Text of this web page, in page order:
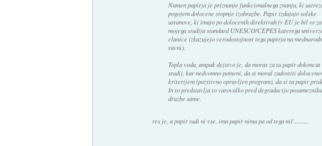
Namen papirja je priznanje funkcionalnega znanja, ki
pogojem dolocene stopnje izobrazbe. Papir izdajajo solske
ustanove, ki imajo po dolocenih direktivah (v EU je bil to
mojega studija standard UNESCO/CEPES katerega
clanice izkazujejo verodostojnost tega papirja na
ravni).
Topla voda, ampak dejstvo je, da moras za ta papir dokoncat
studij, kar nedvomno pomeni, da si moral zadostiti
kriterijem (pozitivno opravljen program), da si ta papir
In to predstavlja to varovalko pred degradacijo
druzbe same.
res je, a papir tudi ni vse. ima papir nima pa od tega nič..........